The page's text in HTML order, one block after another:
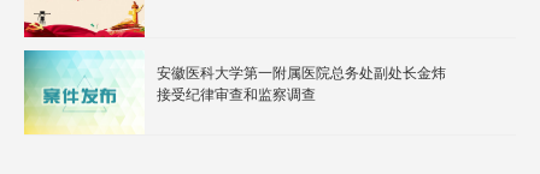
安徽医科大学第一附属医院总务处副处长金炜
接受纪律审查和监察调查